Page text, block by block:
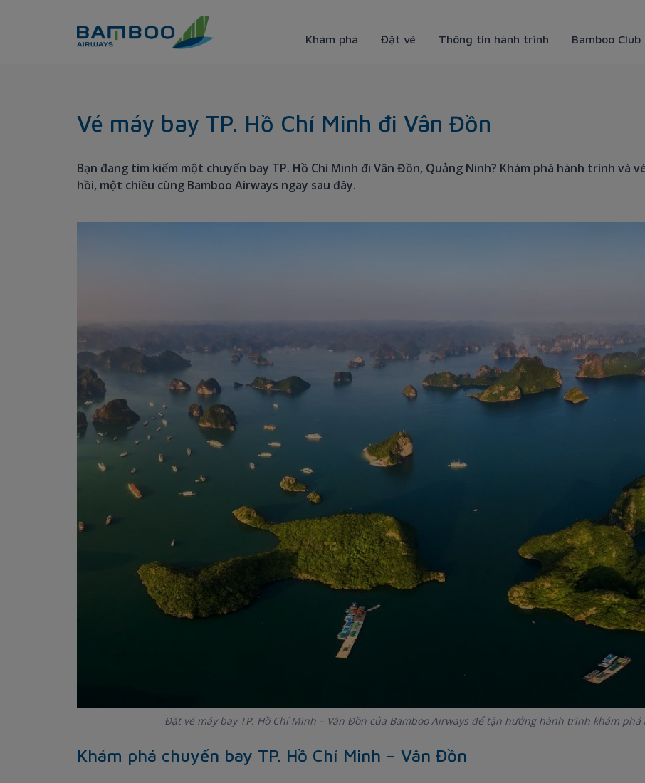
Khám phá Đặt vé Thông tin hành trình Bamboo Club
Vé máy bay TP. Hồ Chí Minh đi Vân Đồn
Bạn đang tìm kiếm một chuyến bay TP. Hồ Chí Minh đi Vân Đồn, Quảng Ninh? Khám phá hành trình và
hồi, một chiều cùng Bamboo Airways ngay sau đây.
Đặt vé máy bay TP. Hồ Chí Minh – Vân Đồn của Bamboo Airways để tận hưởng hành trình khám
Khám phá chuyến bay TP. Hồ Chí Minh – Vân Đồn